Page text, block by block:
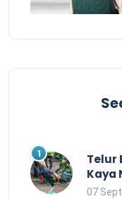
Telur
Kaya
07